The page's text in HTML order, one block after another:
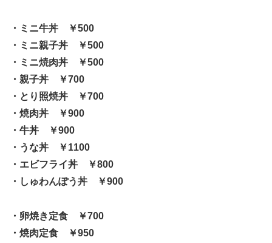
・ミニ牛丼 ￥500
・ミニ親子丼 ￥500
・ミニ焼肉丼 ￥500
・親子丼 ￥700
・とり照焼丼 ￥700
・焼肉丼 ￥900
・牛丼 ￥900
・うな丼 ￥1100
・エビフライ丼 ￥800
・しゅわんぽう丼 ￥900
・卵焼き定食 ￥700
・焼肉定食 ￥950